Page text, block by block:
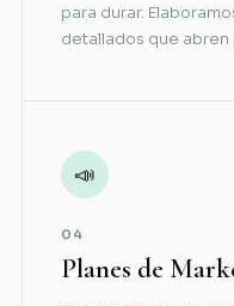
para durar.
detallados que abren
📣
04
Planes de